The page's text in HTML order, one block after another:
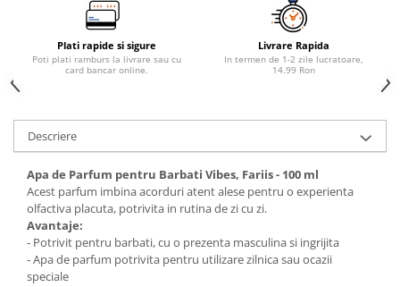
Plati rapide si sigure
Poti plati ramburs la livrare sau cu
card bancar online.
Livrare Rapida
In termen de 1-2 zile lucratoare,
14.99 Ron
Descriere
Apa de Parfum pentru Barbati Vibes, Fariis - 100 ml
Acest parfum imbina acorduri atent alese pentru o experienta
olfactiva placuta, potrivita in rutina de zi cu zi.
Avantaje:
- Potrivit pentru barbati, cu o prezenta masculina si ingrijita
- Apa de parfum potrivita pentru utilizare zilnica sau ocazii
speciale